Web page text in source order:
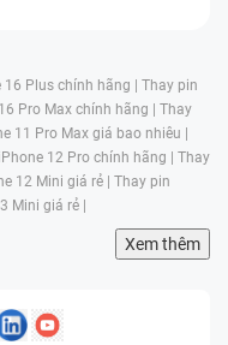
16 Plus chính hãng | Thay pin
Pro Max chính hãng | Thay
11 Pro Max giá bao nhiêu |
12 Pro chính hãng | Thay
12 Mini giá rẻ | Thay pin
Mini giá rẻ |
Xem thêm